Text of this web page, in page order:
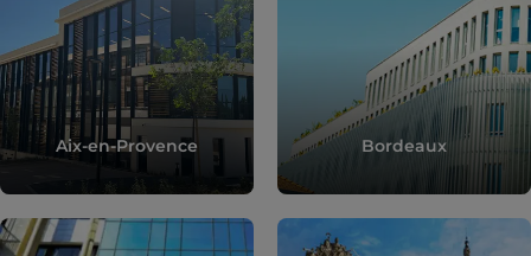
Aix-en-Provence Bordeaux